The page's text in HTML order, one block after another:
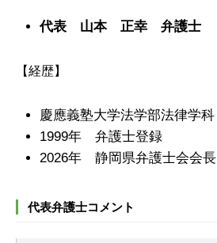
代表 山本 正幸 弁護士
【経歴】
慶應義塾大学法学部法律学科
1999年 弁護士登録
2026年 静岡県弁護士会会長
代表弁護士コメント